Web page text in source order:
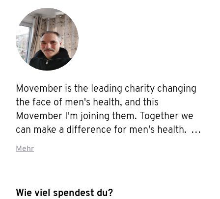
Movember is the leading charity changing
the face of men's health, and this
Movember I'm joining them. Together we
can make a difference for men's health.
Help me stop men dying too young!
Mehr
Wie viel spendest du?